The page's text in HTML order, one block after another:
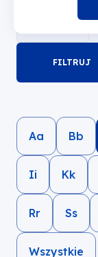
Aktywne
filtry
Aa Bb
Ii Kk
Rr Ss
Wszystkie